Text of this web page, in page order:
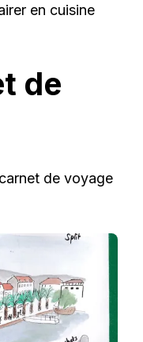
en cuisine
de
de voyage